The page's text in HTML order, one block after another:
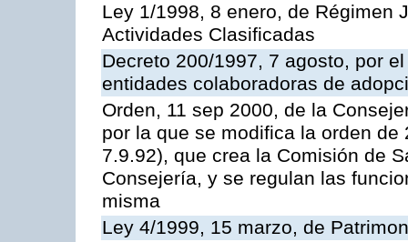
Ley 1/1998, 8 enero, de Régimen
Actividades Clasificadas
Decreto 200/1997, 7 agosto, por
entidades colaboradoras de
Orden, 11 sep 2000, de la
por la que se modifica la orden
7.9.92), que crea la Comisión de
Consejería, y se regulan las
misma
Ley 4/1999, 15 marzo, de